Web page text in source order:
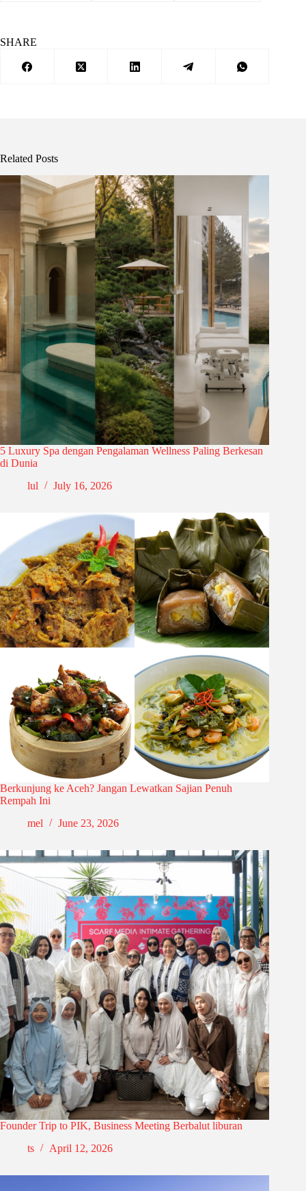
SHARE
Related Posts
5 Luxury Spa dengan Pengalaman Wellness Paling Berkesan
di Dunia
lul
July 16, 2026
Berkunjung ke Aceh? Jangan Lewatkan Sajian Penuh
Rempah Ini
mel
June 23, 2026
Founder Trip to PIK, Business Meeting Berbalut liburan
ts
April 12, 2026